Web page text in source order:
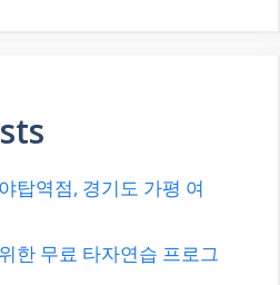
탑역점, 경기도 가평 여
한 무료 타자연습 프로그